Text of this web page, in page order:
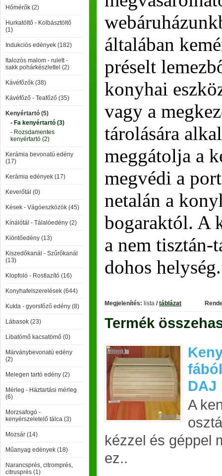
Hőmérők (2)
Hurkatöltő - Kolbásztöltő
(1)
Indukciós edények (182)
Italozós malom - rulett -
sakk pohárkészlettel (2)
Kávéfőzők (38)
Kávéfőző - Teafőző (35)
Kenyértartó (5)
- Fa kenyértartó (3)
- Rozsdamentes
kenyértartó (2)
Kerámia bevonatú edény
(17)
Kerámia edények (17)
Keverőtál (0)
Kések - Vágóeszközök (45)
Kínálótál - Tálalóedény (2)
Kiöntőedény (13)
Kiszedőkanál - Szűrőkanál
(13)
Klopfoló - Rostlazító (16)
Konyhafelszerelések (644)
Kukta - gyorsfőző edény (8)
Lábasok (23)
Libatömő kacsatömő (0)
Márványbevonatú edény
(2)
Melegen tartó edény (2)
Mérleg - Háztartási mérleg
(6)
Morzsafogó -
kenyérszeletelő tálca (3)
Mozsár (14)
Műanyag edények (18)
Narancsprés, citromprés,
citrusprés (1)
általában
préselt
konyhai
vagy a
tárolására
meggátolja a
megvédi a
netalán a
bogaraktól. A
a nem tisztán-
dohos helység.
Megjelenítés: lista / táblázat
Termék
DAJ
A
kézzel és géppel
ez..